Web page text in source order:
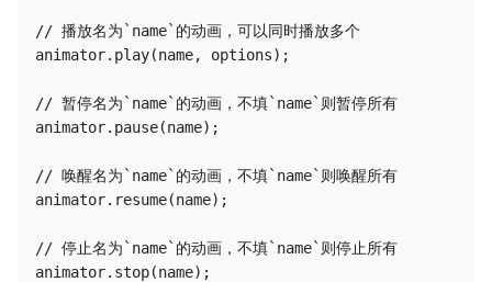
// 播放名为`name`的动画，可以同时播放多个
animator.play(name, options);
// 暂停名为`name`的动画，不填`name`则暂停所有
animator.pause(name);
// 唤醒名为`name`的动画，不填`name`则唤醒所有
animator.resume(name);
// 停止名为`name`的动画，不填`name`则停止所有
animator.stop(name);